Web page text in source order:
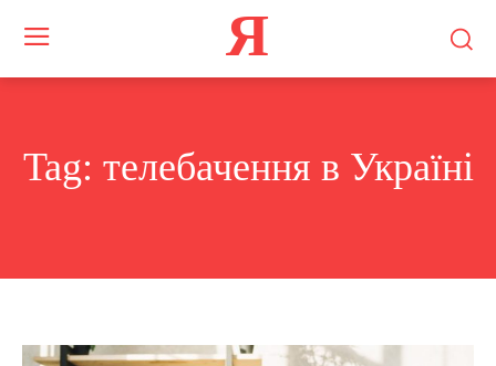
Я
Tag: телебачення в Україні